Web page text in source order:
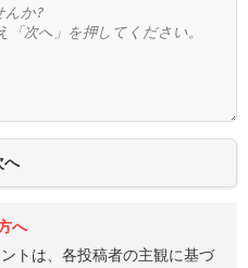
へ
トは、各投稿者の主観に基づ